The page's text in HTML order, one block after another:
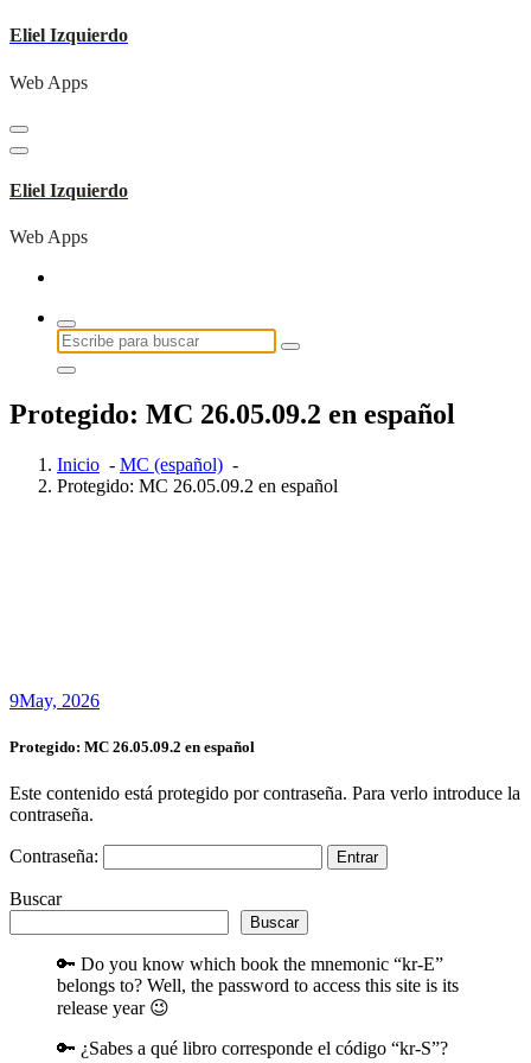
Saltar
contenido
Eliel Izquierdo
Web Apps
Eliel Izquierdo
Web Apps
Buscar:
Protegido: MC 26.05.09.2 en español
Inicio - MC (español) -
Protegido: MC 26.05.09.2 en español
9May, 2026
Protegido: MC 26.05.09.2 en español
Este contenido está protegido por contraseña. Para verlo introduce la
contraseña.
Contraseña:
Buscar
Buscar
🔑 Do you know which book the mnemonic “kr-E”
belongs to? Well, the password to access this site is its
release year 😉
🔑 ¿Sabes a qué libro corresponde el código “kr-S”?